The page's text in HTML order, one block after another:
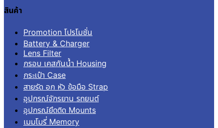
สินค้า
Promotion โปรโมชั่น
Battery & Charger
Lens Filter
กรอบ เคสกันน้ำ Housing
กระเป๋า Case
สายรัด อก หัว ข้อมือ Strap
อุปกรณ์จักรยาน รถยนต์
อุปกรณ์ยึดติด Mounts
เมมโมรี่ Memory